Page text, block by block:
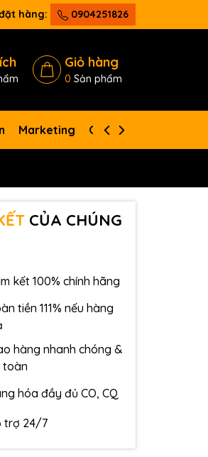
hàng: 0904251826
Giỏ hàng
0 Sản phẩm
Marketing Giới thiệu
CỦA CHÚNG
kết 100% chính hãng
tiền 111% nếu hàng
hàng nhanh chóng &
toàn
hóa đầy đủ CO, CQ
trợ 24/7